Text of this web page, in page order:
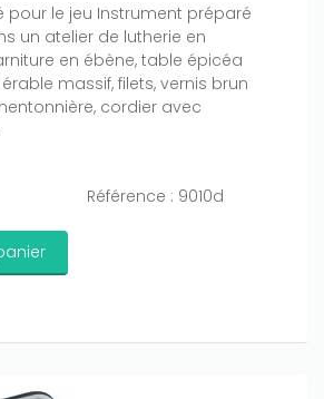
pour le jeu Instrument préparé
un atelier de lutherie en
en ébène, table épicéa
massif, filets, vernis brun
cordier avec
Référence : 9010d